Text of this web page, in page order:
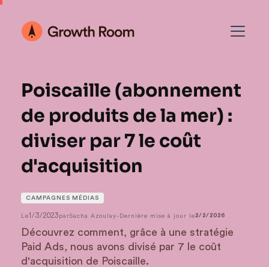
Poiscaille (abonnement
de produits de la mer) :
diviser par 7 le coût
d'acquisition
CAMPAGNES MÉDIAS
Le1/3/2023parSacha Azoulay- Dernière mise à jour le 2/2/2026
Découvrez comment, grâce à une stratégie
Paid Ads, nous avons divisé par 7 le coût
d'acquisition de Poiscaille.